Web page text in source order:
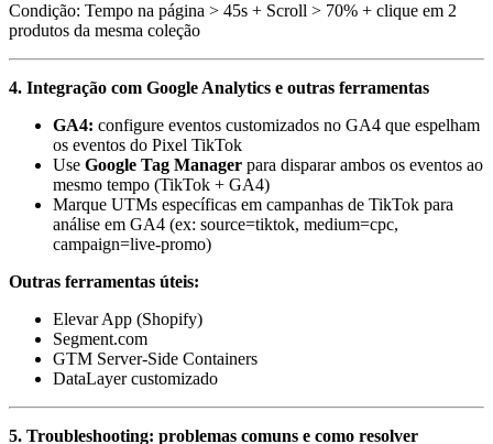
Condição: Tempo na página > 45s + Scroll > 70% + clique em 2
produtos da mesma coleção
4. Integração com Google Analytics e outras ferramentas
GA4: configure eventos customizados no GA4 que espelham
os eventos do Pixel TikTok
Use Google Tag Manager para disparar ambos os eventos ao
mesmo tempo (TikTok + GA4)
Marque UTMs específicas em campanhas de TikTok para
análise em GA4 (ex: source=tiktok, medium=cpc,
campaign=live-promo)
Outras ferramentas úteis:
Elevar App (Shopify)
Segment.com
GTM Server-Side Containers
DataLayer customizado
5. Troubleshooting: problemas comuns e como resolver